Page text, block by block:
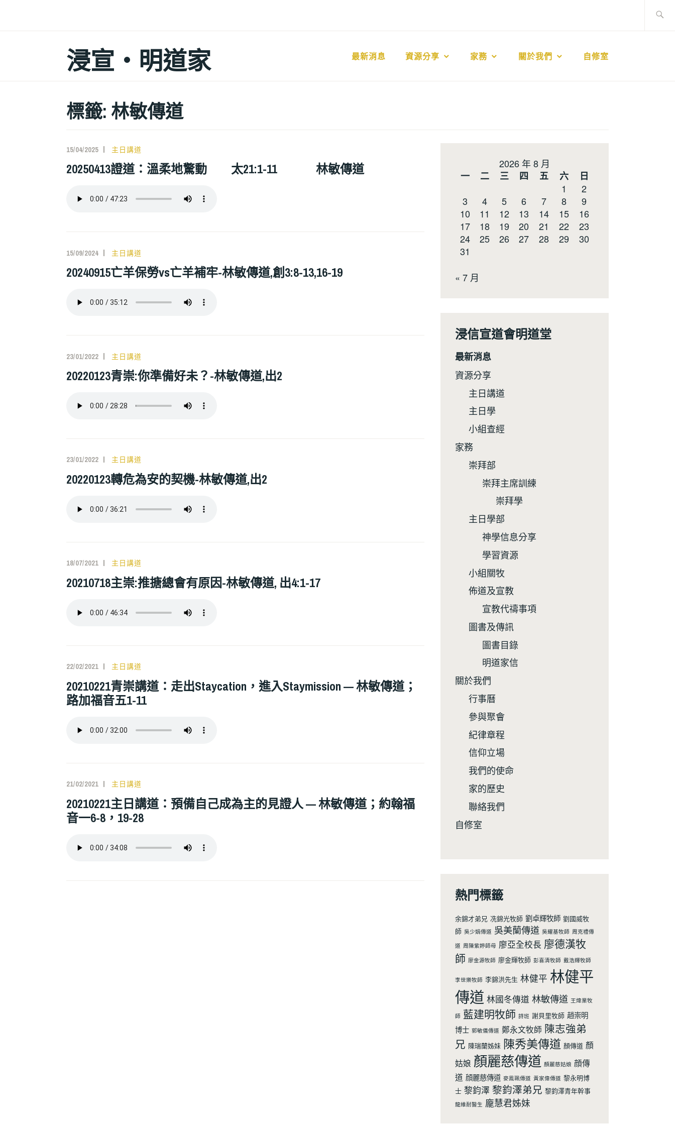
浸宣‧明道家 最新消息 資源分享 家務 關於我們 自修室
標籤: 林敏傳道
15/04/2025 主日講道
20250413證道：溫柔地驚動 太21:1-11 林敏傳道
15/09/2024 主日講道
20240915亡羊保勞vs亡羊補牢-林敏傳道,創3:8-13,16-19
23/01/2022 主日講道
20220123青崇:你準備好未？-林敏傳道,出2
23/01/2022 主日講道
20220123轉危為安的契機-林敏傳道,出2
18/07/2021 主日講道
20210718主崇:推搪總會有原因-林敏傳道, 出4:1-17
22/02/2021 主日講道
20210221青崇講道：走出Staycation，進入Staymission — 林敏傳道；
路加福音五1-11
21/02/2021 主日講道
20210221主日講道：預備自己成為主的見證人 — 林敏傳道；約翰福
音一6-8，19-28
2026 年 8 月
一
二 三 四 五 六
日
1
2
3
4 5 6 7 8
9
10
11 12 13 14 15
16
17
18 19 20 21 22
23
24
25 26 27 28 29
30
31
« 7 月
浸信宣道會明道堂
最新消息
資源分享
主日講道
主日學
小組查經
家務
崇拜部
崇拜主席訓練
崇拜學
主日學部
神學信息分享
學習資源
小組關牧
佈道及宣教
宣教代禱事項
圖書及傳訊
圖書目錄
明道家信
關於我們
行事曆
參與聚會
紀律章程
信仰立場
我們的使命
家的歷史
聯絡我們
自修室
熱門標籤
余錦才弟兄 冼錦光牧師 劉卓輝牧師 劉國威牧
師 吳少娟傳道 吳美蘭傳道 吳耀基牧師 周克禮傳
道 周陳紫婷師母 廖亞全校長 廖德漢牧
師 廖金源牧師 廖金輝牧師 彭喜清牧師 戴浩輝牧師
李世樂牧師 李錦洪先生 林健平 林健平
傳道 林國冬傳道 林敏傳道 王煒業牧
師 藍建明牧師 詩班 謝貝里牧師 趙崇明
博士 郭敏儀傳道 鄭永文牧師 陳志強弟
兄 陳瑞蘭姊妹 陳秀美傳道 顏傳道 顏
姑娘 顏麗慈傳道 顏麗慈姑娘 顔傳
道 顔麗慈傳道 麥鳯珮傳道 黃家偉傳道 黎永明博
士 黎鈞澤 黎鈞澤弟兄 黎鈞澤青年幹事
龍維耐醫生 龐慧君姊妹